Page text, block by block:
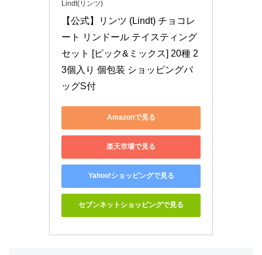
Lindt(リンツ)
【公式】リンツ (Lindt) チョコレ
ート リンドール テイスティング
セット [ピック&ミックス] 20種 2
3個入り 個包装 ショッピングバ
ッグS付
Amazonで見る
楽天市場で見る
Yahoo!ショッピングで見る
セブンネットショッピングで見る